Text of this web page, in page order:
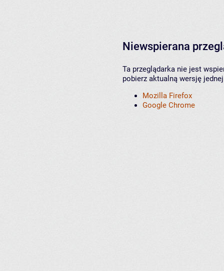
Niewspierana
Ta przeglądarka nie jest
pobierz aktualną wersję
Mozilla Firefox
Google Chrome